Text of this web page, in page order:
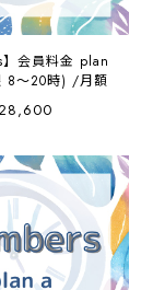
】会員料金 plan
8～20時) /月額